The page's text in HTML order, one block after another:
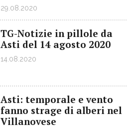
29.08.2020
TG-Notizie in pillole da
Asti del 14 agosto 2020
14.08.2020
Asti: temporale e vento
fanno strage di alberi nel
Villanovese